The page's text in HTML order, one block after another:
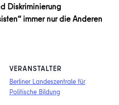
Diskriminierung
immer nur die Anderen
VERANSTALTER
Berliner Landeszentrale für
Politische Bildung